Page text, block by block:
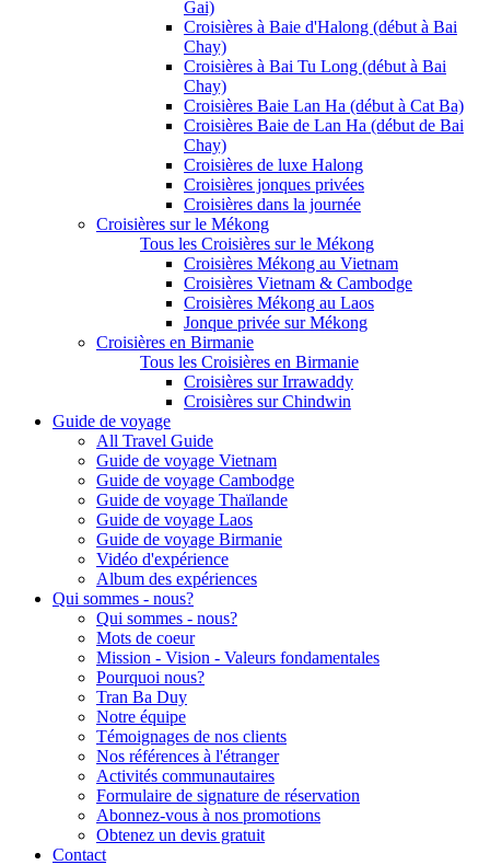
Gai)
Croisières à Baie d'Halong (début à Bai
Chay)
Croisières à Bai Tu Long (début à Bai
Chay)
Croisières Baie Lan Ha (début à Cat Ba)
Croisières Baie de Lan Ha (début de Bai
Chay)
Croisières de luxe Halong
Croisières jonques privées
Croisières dans la journée
Croisières sur le Mékong
Tous les Croisières sur le Mékong
Croisières Mékong au Vietnam
Croisières Vietnam & Cambodge
Croisières Mékong au Laos
Jonque privée sur Mékong
Croisières en Birmanie
Tous les Croisières en Birmanie
Croisières sur Irrawaddy
Croisières sur Chindwin
Guide de voyage
All Travel Guide
Guide de voyage Vietnam
Guide de voyage Cambodge
Guide de voyage Thaïlande
Guide de voyage Laos
Guide de voyage Birmanie
Vidéo d'expérience
Album des expériences
Qui sommes - nous?
Qui sommes - nous?
Mots de coeur
Mission - Vision - Valeurs fondamentales
Pourquoi nous?
Tran Ba Duy
Notre équipe
Témoignages de nos clients
Nos références à l'étranger
Activités communautaires
Formulaire de signature de réservation
Abonnez-vous à nos promotions
Obtenez un devis gratuit
Contact